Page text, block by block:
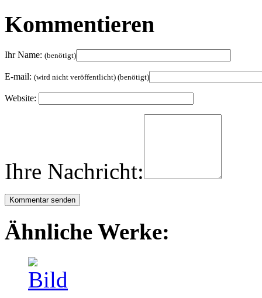
Kommentieren
Ihr Name: (benötigt)
E-mail: (wird nicht veröffentlicht) (benötigt)
Website:
Ihre Nachricht:
Ähnliche Werke: